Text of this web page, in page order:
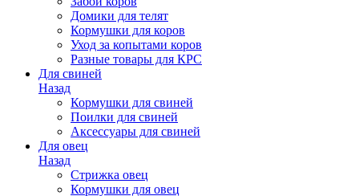
Домики для телят
Кормушки для коров
Уход за копытами коров
Разные товары для КРС
Для свиней
Назад
Кормушки для свиней
Поилки для свиней
Аксессуары для свиней
Для овец
Назад
Стрижка овец
Кормушки для овец